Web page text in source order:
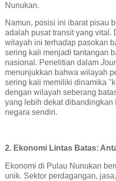
Nunukan.
Namun, posisi ini ibarat pisau
adalah pusat transit yang vital.
wilayah ini terhadap pasokan
sering kali menjadi tantangan
nasional. Penelitian dalam
menunjukkan bahwa wilayah
sering kali memiliki dinamika
dengan wilayah seberang
yang lebih dekat dibandingkan
negara sendiri.
2. Ekonomi Lintas Batas:
Ekonomi di Pulau Nunukan
unik. Sektor perdagangan,